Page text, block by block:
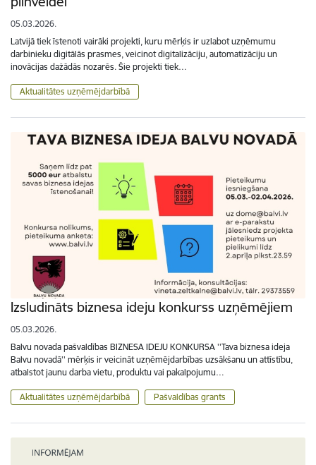
05.03.2026.
Latvijā tiek īstenoti vairāki projekti, kuru mērķis ir uzlabot uzņēmumu
darbinieku digitālās prasmes, veicinot digitalizāciju, automatizāciju un
inovācijas dažādās nozarēs. Šie projekti tiek…
Aktualitātes uzņēmējdarbībā
Izsludināts biznesa ideju konkurss uzņēmējiem
05.03.2026.
Balvu novada pašvaldības BIZNESA IDEJU KONKURSA ''Tava biznesa ideja
Balvu novadā'' mērķis ir veicināt uzņēmējdarbības uzsākšanu un attīstību,
atbalstot jaunu darba vietu, produktu vai pakalpojumu…
Aktualitātes uzņēmējdarbībā Pašvaldības grants